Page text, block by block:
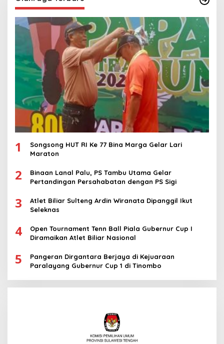
1
Songsong HUT RI Ke 77 Bina Marga Gelar Lari
Maraton
2
Binaan Lanal Palu, PS Tambu Utama Gelar
Pertandingan Persahabatan dengan PS Sigi
3
Atlet Biliar Sulteng Ardin Wiranata Dipanggil Ikut
Seleknas
4
Open Tournament Tenn Ball Piala Gubernur Cup I
Diramaikan Atlet Biliar Nasional
5
Pangeran Dirgantara Berjaya di Kejuaraan
Paralayang Gubernur Cup 1 di Tinombo